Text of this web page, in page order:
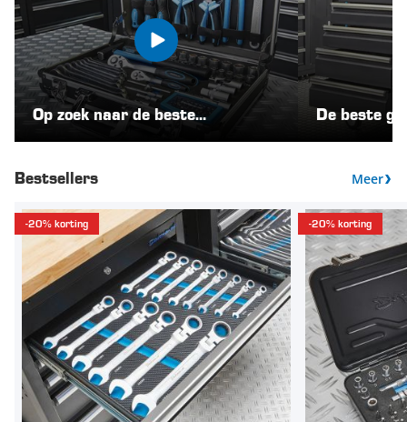
Op zoek naar de beste
De beste
Bestsellers Meer
-20% korting -20% korting